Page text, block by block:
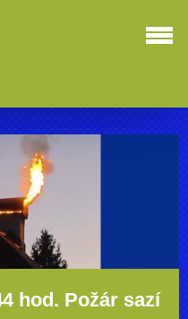
hod. Požár sazí